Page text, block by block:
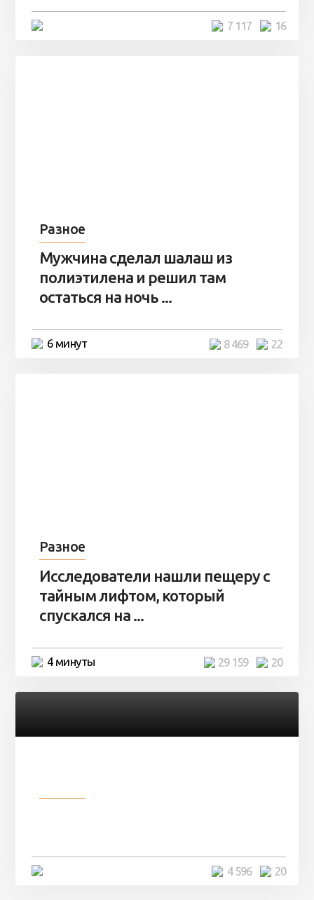
16
7 117
Разное
Мужчина сделал шалаш из
полиэтилена и решил там
остаться на ночь ...
6 минут 22
8 469
Разное
Исследователи нашли пещеру с
тайным лифтом, который
спускался на ...
4 минуты 20
29 159
20
4 596